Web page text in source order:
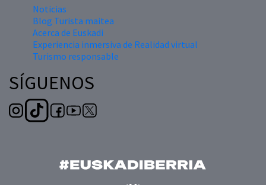
Noticias
Blog Turista maitea
Acerca de Euskadi
Experiencia inmersiva de Realidad virtual
Turismo responsable
SÍGUENOS